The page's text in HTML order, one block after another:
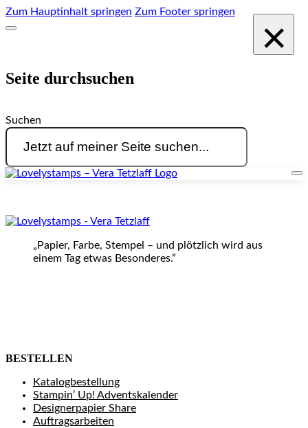
Zum Hauptinhalt springen Zum Footer springen
Seite durchsuchen
Suchen
×
„Papier, Farbe, Stempel – und plötzlich wird aus
einem Tag etwas Besonderes.”
BESTELLEN
Katalogbestellung
Stampin’ Up! Adventskalender
Designerpapier Share
Auftragsarbeiten